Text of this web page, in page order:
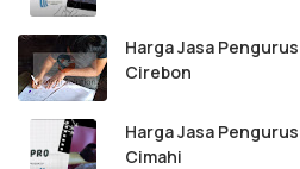
Harga Jasa
Cirebon
Harga Jasa
Cimahi